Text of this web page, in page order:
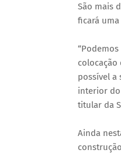
São mais
ficará
colocação
possível a
interior do
titular da
Ainda